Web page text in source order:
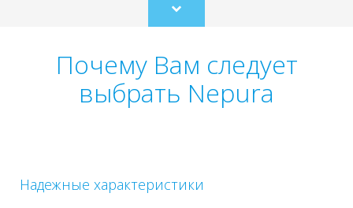
Scroll
to
Почему Вам следует
выбрать Nepura
Надежные характеристики